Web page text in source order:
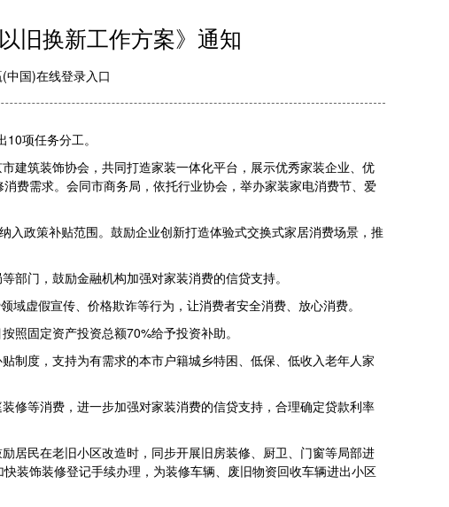
旧换新工作方案》通知
中国)在线登录入口
项任务分工。
筑装饰协会，共同打造家装一体化平台，展示优秀家装企业、优
费需求。会同市商务局，依托行业协会，举办家装家电消费节、爱
政策补贴范围。鼓励企业创新打造体验式交换式家居消费场景，推
门，鼓励金融机构加强对家装消费的信贷支持。
虚假宣传、价格欺诈等行为，让消费者安全消费、放心消费。
固定资产投资总额70%给予投资补助。
度，支持为有需求的本市户籍城乡特困、低保、低收入老年人家
等消费，进一步加强对家装消费的信贷支持，合理确定贷款利率
民在老旧小区改造时，同步开展旧房装修、厨卫、门窗等局部进
装饰装修登记手续办理，为装修车辆、废旧物资回收车辆进出小区